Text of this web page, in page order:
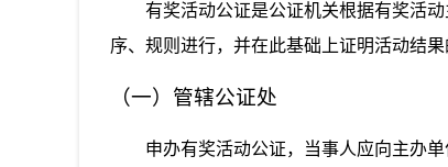
有奖活动公证是公证机关根据有奖活
序、规则进行，并在此基础上证明活动结果
（一）管辖公证处
申办有奖活动公证，当事人应向主办